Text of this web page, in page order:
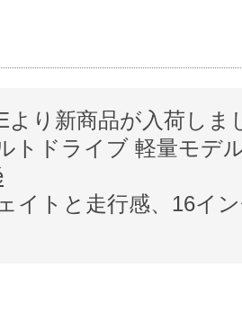
より新商品が入荷しま
トドライブ 軽量モデ
イトと走行感、16イ